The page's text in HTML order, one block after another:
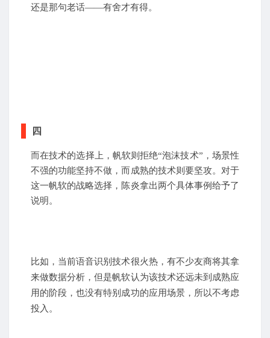
还是那句老话——有舍才有得。
四
而在技术的选择上，帆软则拒绝“泡沫技术”，场景性
不强的功能坚持不做，而成熟的技术则要坚攻。对于
这一帆软的战略选择，陈炎拿出两个具体事例给予了
说明。
比如，当前语音识别技术很火热，有不少友商将其拿
来做数据分析，但是帆软认为该技术还远未到成熟应
用的阶段，也没有特别成功的应用场景，所以不考虑
投入。